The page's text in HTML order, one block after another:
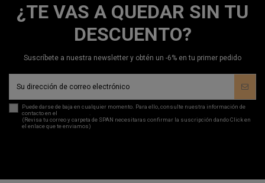
¿TE VAS A QUEDAR SIN TU
DESCUENTO?
Suscríbete a nuestra newsletter y obtén un -6% en tu primer pedido
Puede darse de baja en cualquier momento. Para ello, consulte nuestra información de
contacto en el
.
(Revisa tu correo y carpeta de SPAN necesitaras confirmar la suscripción dando Click en
el enlace que te enviamos)